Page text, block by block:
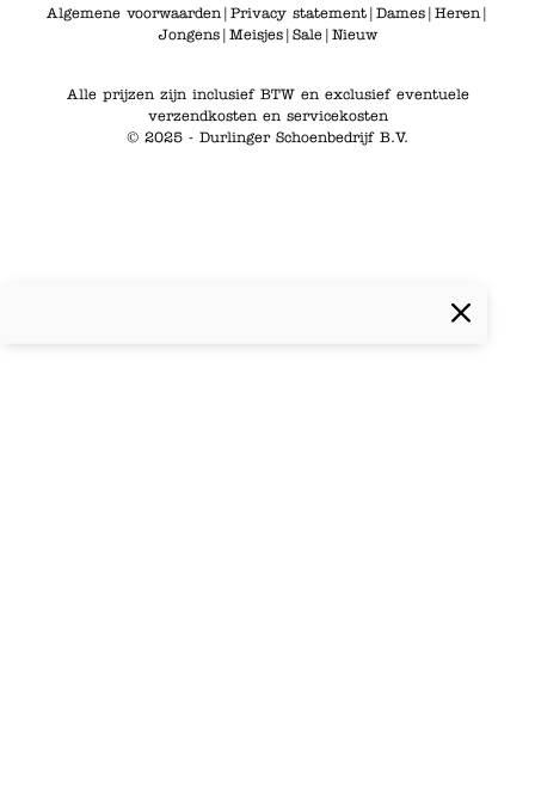
Algemene voorwaarden| Privacy statement| Dames| Heren|
Jongens| Meisjes| Sale| Nieuw
Alle prijzen zijn inclusief BTW en exclusief eventuele
verzendkosten en servicekosten
© 2025 - Durlinger Schoenbedrijf B.V.